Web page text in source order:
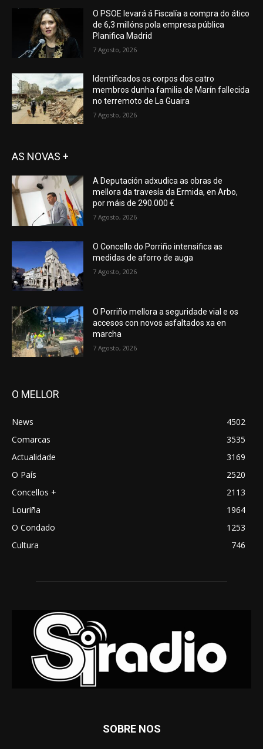
O PSOE levará á Fiscalía a compra do ático
de 6,3 millóns pola empresa pública
Planifica Madrid
7 Agosto, 2026
Identificados os corpos dos catro
membros dunha familia de Marín fallecida
no terremoto de La Guaira
7 Agosto, 2026
AS NOVAS +
A Deputación adxudica as obras de
mellora da travesía da Ermida, en Arbo,
por máis de 290.000 €
7 Agosto, 2026
O Concello do Porriño intensifica as
medidas de aforro de auga
7 Agosto, 2026
O Porriño mellora a seguridade vial e os
accesos con novos asfaltados xa en
marcha
7 Agosto, 2026
O MELLOR
News
4502
Comarcas
3535
Actualidade
3169
O País
2520
Concellos +
2113
Louriña
1964
O Condado
1253
Cultura
746
SOBRE NOS